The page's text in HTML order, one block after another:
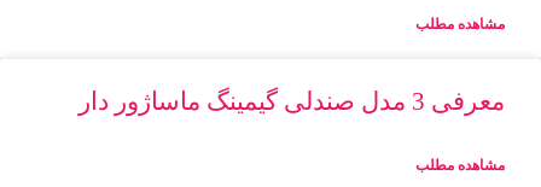
مشاهده مطلب
معرفی 3 مدل صندلی گیمینگ ماساژور دار
مشاهده مطلب